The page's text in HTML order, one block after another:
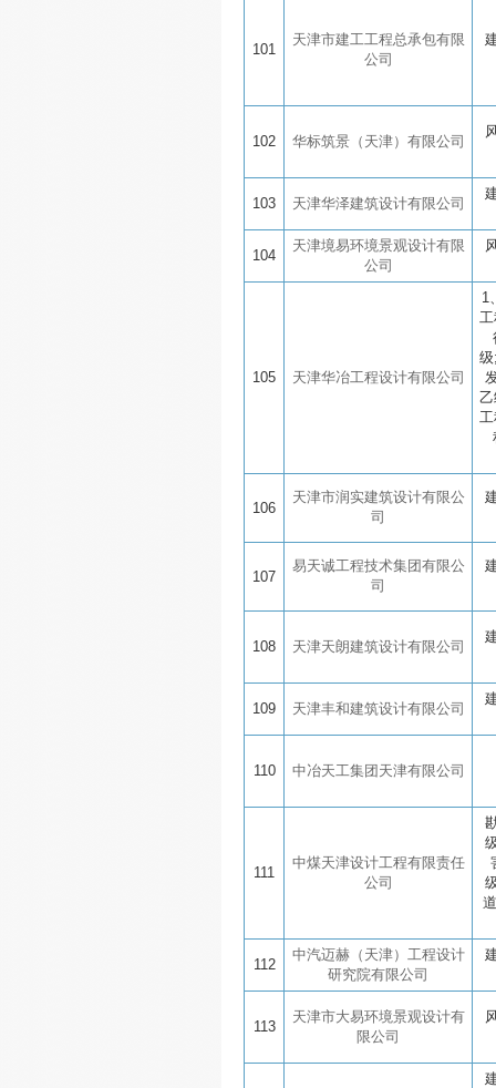
101
天津市建工工程总承包有限
公司
102 华标筑景（天津）有限公司
103 天津华泽建筑设计有限公司
104
天津境易环境景观设计有限
公司
105 天津华冶工程设计有限公司
1
106
天津市润实建筑设计有限公
司
107
易天诚工程技术集团有限公
司
108 天津天朗建筑设计有限公司
109 天津丰和建筑设计有限公司
110 中冶天工集团天津有限公司
111
中煤天津设计工程有限责任
公司
112
中汽迈赫（天津）工程设计
研究院有限公司
113
天津市大易环境景观设计有
限公司